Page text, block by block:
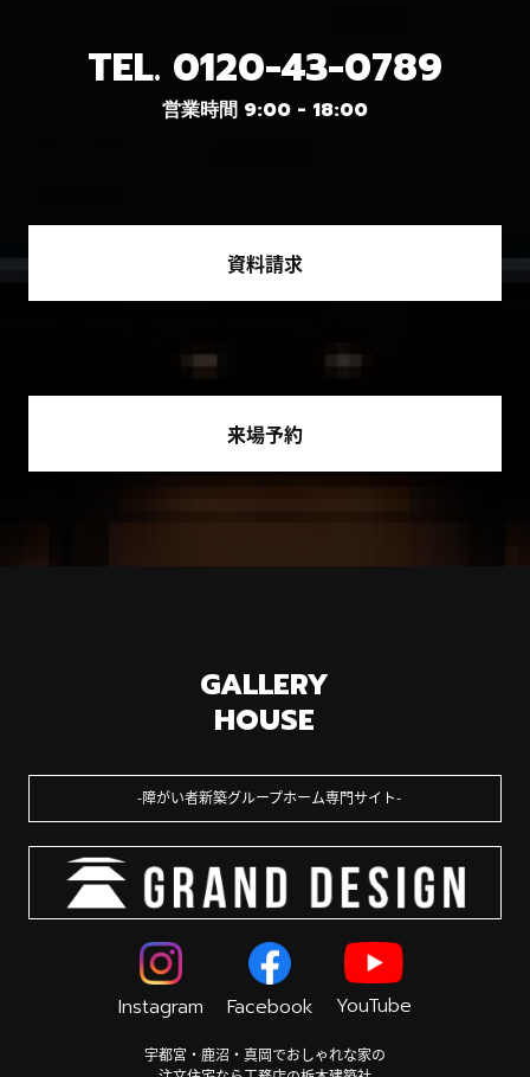
TEL. 0120-43-0789
営業時間 9:00 - 18:00
資料請求
来場予約
GALLERY
HOUSE
障がい者新築グループホーム専門サイト
Instagram Facebook YouTube
宇都宮・鹿沼・真岡でおしゃれな家の